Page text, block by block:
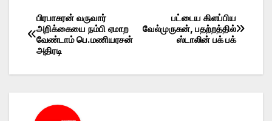
Post
navigation
பட்டைய கிளப்பிய
வேல்முருகன், பதற்றத்தில்
ஸ்டாலின் பக் பக்
பிரபாகரன் வருவார்
அறிக்கையை நம்பி ஏமாற
வேண்டாம் பெ.மணியரசன்
அதிரடி